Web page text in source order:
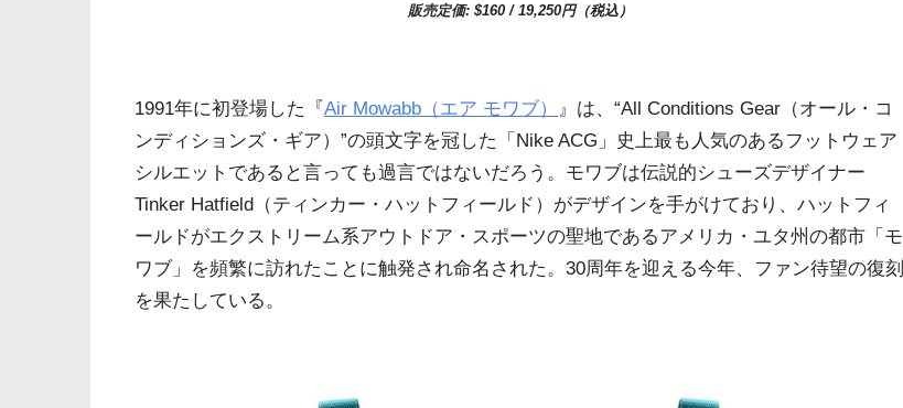
販売定価: $160 / 19,250円（税込）
1991年に初登場した『Air Mowabb（エア モワブ）
』は、“All Conditions Gear（オール・コ
ンディションズ・ギア）”の頭文字を冠した「Nike ACG」史上最も人気のあるフットウェア
シルエットであると言っても過言ではないだろう。モワブは伝説的シューズデザイナー
Tinker Hatfield（ティンカー・ハットフィールド）がデザインを手がけており、ハットフィ
ールドがエクストリーム系アウトドア・スポーツの聖地であるアメリカ・ユタ州の都市「モ
ワブ」を頻繁に訪れたことに触発され命名された。30周年を迎える今年、ファン待望の復刻
を果たしている。